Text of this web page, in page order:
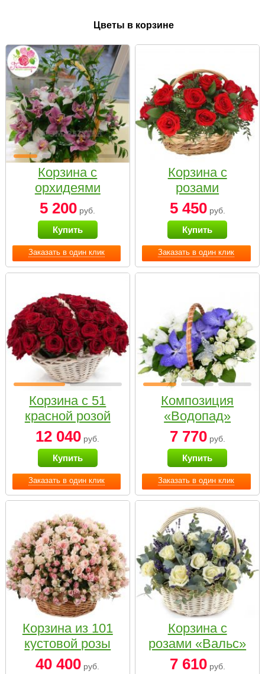
Цветы в корзине
Заказать в один клик
Корзина с
орхидеями
малая
5 200 руб.
Купить
Заказать в один клик
Корзина с
розами
«Красный
Париж»
5 450руб.
Купить
Заказать в один клик
Корзина с 51
красной розой
12 040 руб.
Купить
Заказать в один клик
Композиция
«Водопад»
7 770руб.
Купить
Корзина из 101
кустовой розы
нежных тонов
40 400 руб.
Корзина с
розами «Вальс»
7 610руб.